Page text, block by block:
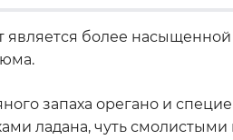
более
запаха орегано и
ладана, чуть